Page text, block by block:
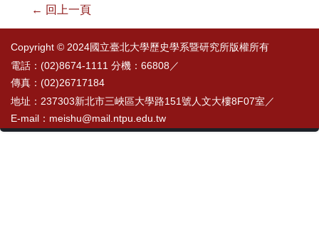
← 回上一頁
Copyright © 2024國立臺北大學歷史學系暨研究所版權所有
電話：(02)8674-1111 分機：66808／
傳真：(02)26717184
地址：237303新北市三峽區大學路151號人文大樓8F07室／
E-mail：meishu@mail.ntpu.edu.tw